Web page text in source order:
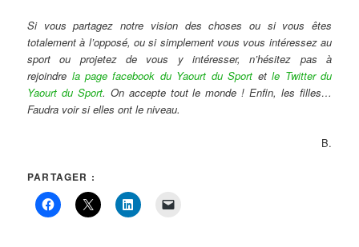
Si vous partagez notre vision des choses ou si vous êtes
totalement à l’opposé, ou si simplement vous vous intéressez au
sport ou projetez de vous y intéresser, n’hésitez pas à
rejoindre la page facebook du Yaourt du Sport etle Twitter du
Yaourt du Sport. On accepte tout le monde ! Enfin, les filles…
Faudra voir si elles ont le niveau.
B.
PARTAGER :